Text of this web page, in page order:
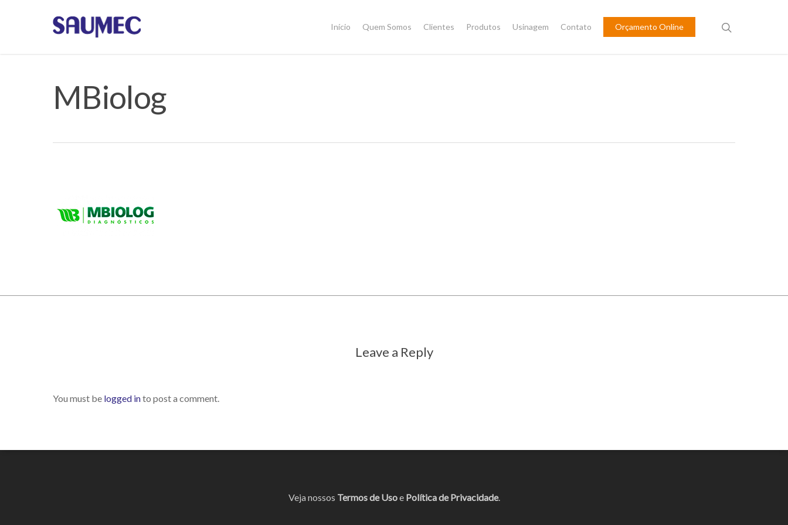
Início Quem Somos Clientes Produtos Usinagem Contato Orçamento Online
MBiolog
Leave a Reply
You must be logged into post a comment.
Veja nossos Termos de Usoe Política de Privacidade.